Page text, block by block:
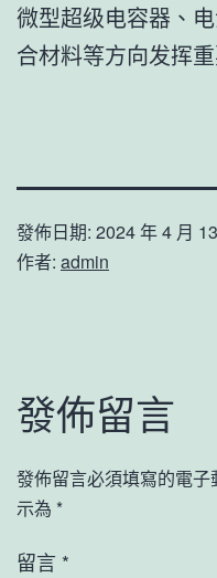
微型超级电容器、
合材料等方向发挥
發佈日期: 2024 年 4 月
作者: admin
發佈留言
發佈留言必須填寫的電子
示為 *
留言 *